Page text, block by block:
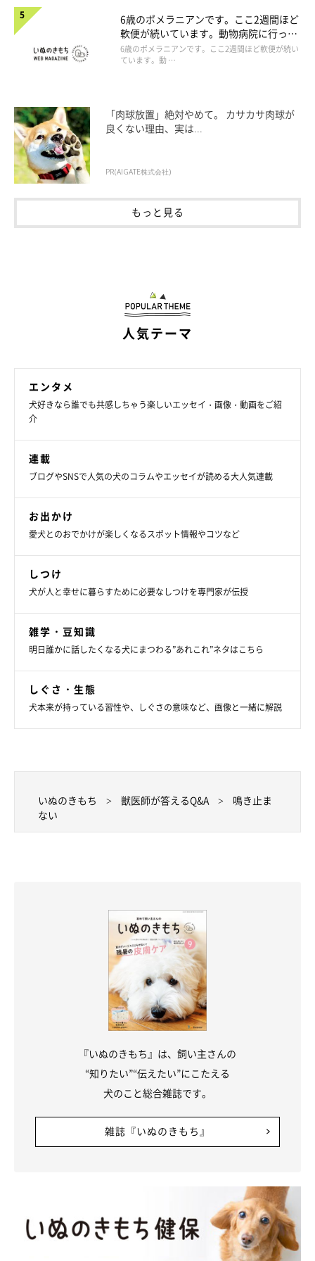
6歳のポメラニアンです。ここ2週間ほど
軟便が続いています。動物病院に行った
ほうがよいですか。
6歳のポメラニアンです。ここ2週間ほど軟便が続い
ています。動 …
「肉球放置」絶対やめて。 カサカサ肉球が
良くない理由、実は...
PR(AIGATE株式会社)
もっと見る
人気テーマ
エンタメ
犬好きなら誰でも共感しちゃう楽しいエッセイ・画像・動画をご紹
介
連載
ブログやSNSで人気の犬のコラムやエッセイが読める大人気連載
お出かけ
愛犬とのおでかけが楽しくなるスポット情報やコツなど
しつけ
犬が人と幸せに暮らすために必要なしつけを専門家が伝授
雑学・豆知識
明日誰かに話したくなる犬にまつわる”あれこれ”ネタはこちら
しぐさ・生態
犬本来が持っている習性や、しぐさの意味など、画像と一緒に解説
いぬのきもち 獣医師が答えるQ&A
鳴き止ま
ない
『いぬのきもち』は、飼い主さんの
“知りたい”“伝えたい”にこたえる
犬のこと総合雑誌です。
雑誌『いぬのきもち』